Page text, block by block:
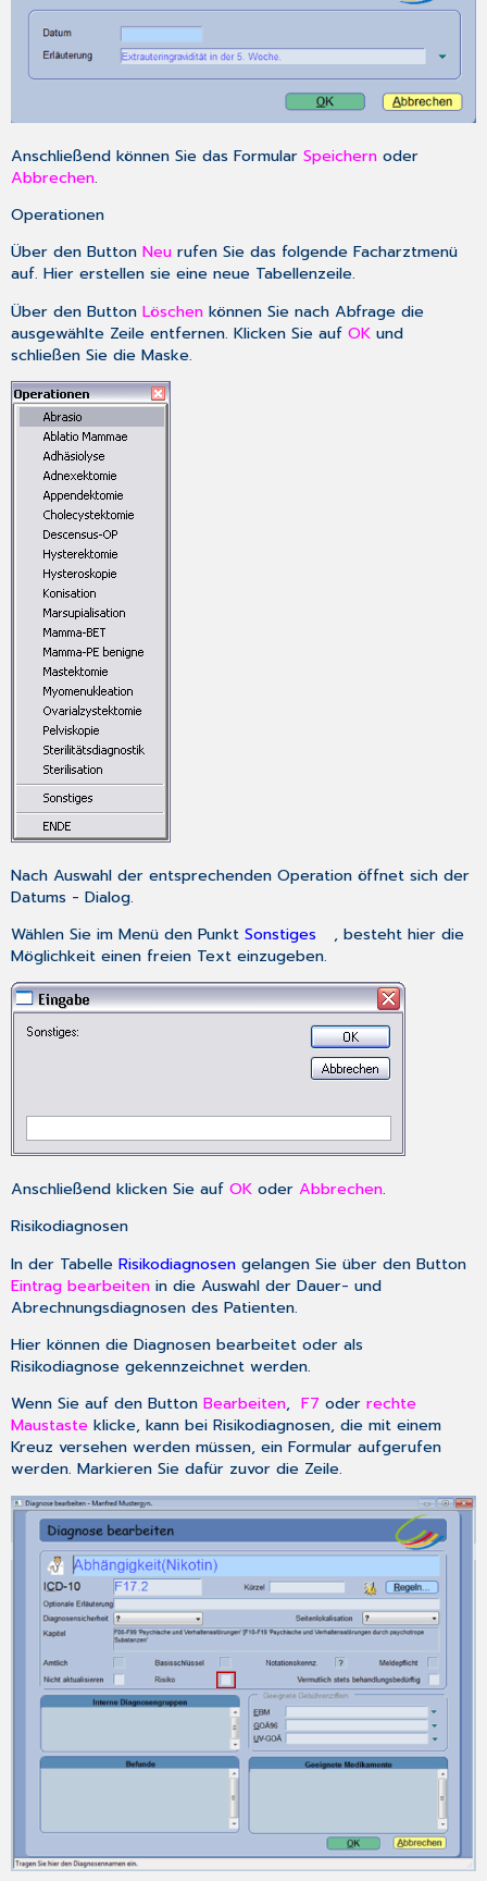
Anschließend können Sie das FormularSpeichern oder
Abbrechen.
Operationen
Über den ButtonNeu rufen Sie das folgende Facharztmenü
auf. Hier erstellen sie eine neue Tabellenzeile.
Über den ButtonLöschen können Sie nach Abfrage die
ausgewählte Zeile entfernen. Klicken Sie aufOK und
schließen Sie die Maske.
Nach Auswahl der entsprechenden Operation öffnet sich der
Datums - Dialog.
Wählen Sie im Menü den PunktSonstiges
, besteht hier die
Möglichkeit einen freien Text einzugeben.
Anschließend klicken Sie aufOK oderAbbrechen.
Risikodiagnosen
In der TabelleRisikodiagnosen gelangen Sie über den Button
Eintrag bearbeiten in die Auswahl der Dauer- und
Abrechnungsdiagnosen des Patienten.
Hier können die Diagnosen bearbeitet oder als
Risikodiagnose gekennzeichnet werden.
Wenn Sie auf den ButtonBearbeiten,F7 oderrechte
Maustaste klicke, kann bei Risikodiagnosen, die mit einem
Kreuz versehen werden müssen, ein Formular aufgerufen
werden. Markieren Sie dafür zuvor die Zeile.